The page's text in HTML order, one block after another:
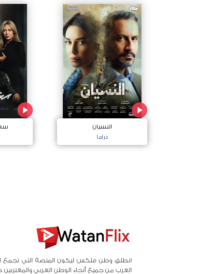
النسيان
دراما
انطلق وطن فلكس ليكون المنصة التي تجمع
العرب من جميع أنحاء الوطن العربي